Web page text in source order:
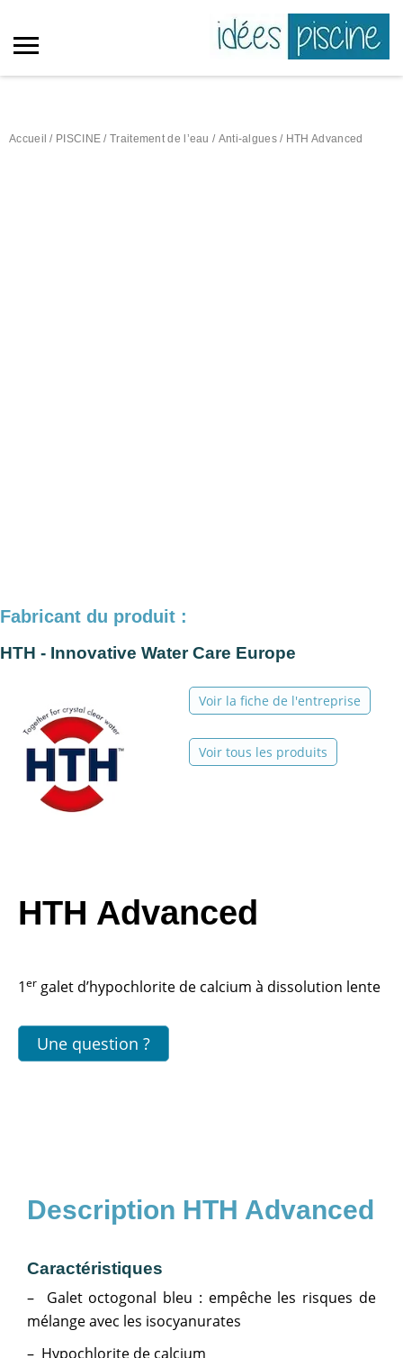
Accueil / PISCINE /Traitement de l’eau / Anti-algues/ HTH Advanced
Fabricant du produit :
HTH - Innovative Water Care Europe
Voir la fiche de l'entreprise
Voir tous les produits
HTH Advanced
1er galet d’hypochlorite de calcium à dissolution lente
Une question ?
HTH Advanced
Caractéristiques
– Galet octogonal bleu : empêche les risques de
mélange avec les isocyanurates
– Hypochlorite de calcium